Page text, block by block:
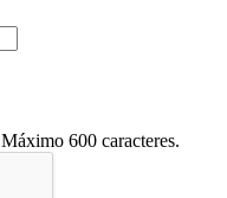
Máximo 600 caracteres.